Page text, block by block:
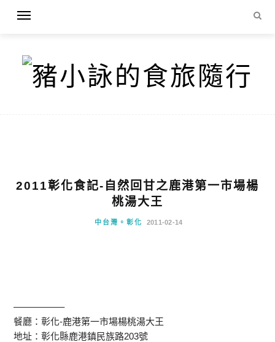
2011彰化食記-自然回甘之鹿港第一市場楊
桃湯大王
中台灣。彰化 2011-02-14
—————–
餐廳：彰化-鹿港第一市場楊桃湯大王
地址：彰化縣鹿港鎮民族路203號